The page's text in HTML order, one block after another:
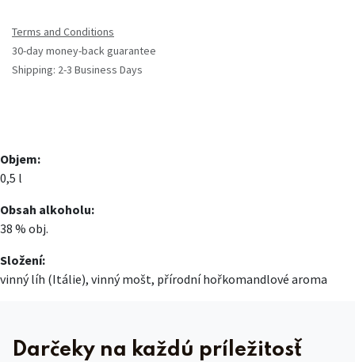
Terms and Conditions
30-day money-back guarantee
Shipping: 2-3 Business Days
Objem:
0,5 l
Obsah alkoholu:
38 % obj.
Složení:
vinný líh (Itálie), vinný mošt, přírodní hořkomandlové aroma
Darčeky na každú príležitosť